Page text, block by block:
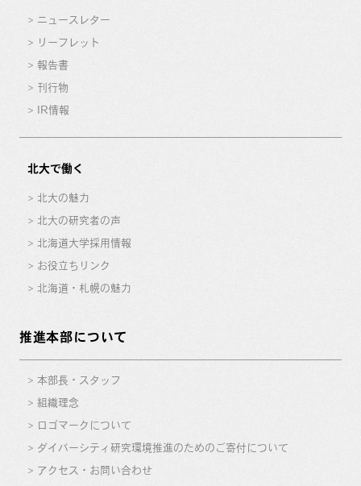
ニュースレター
リーフレット
報告書
刊行物
IR情報
北大で働く
北大の魅力
北大の研究者の声
北海道大学採用情報
お役立ちリンク
北海道・札幌の魅力
推進本部について
本部長・スタッフ
組織理念
ロゴマークについて
ダイバーシティ研究環境推進のためのご寄付について
アクセス・お問い合わせ